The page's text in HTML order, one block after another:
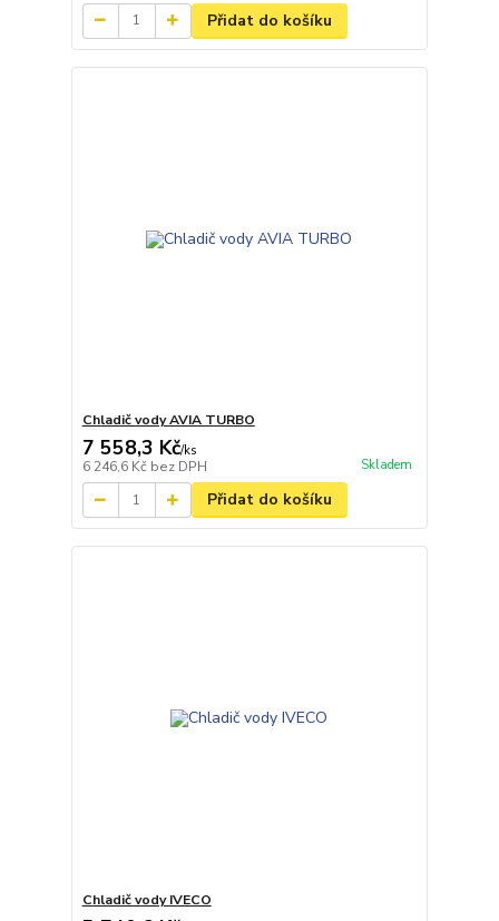
Přidat do košíku
Chladič vody AVIA TURBO
7 558,3 Kč/ks
6 246,6 Kč bez DPH Skladem
Přidat do košíku
Chladič vody IVECO